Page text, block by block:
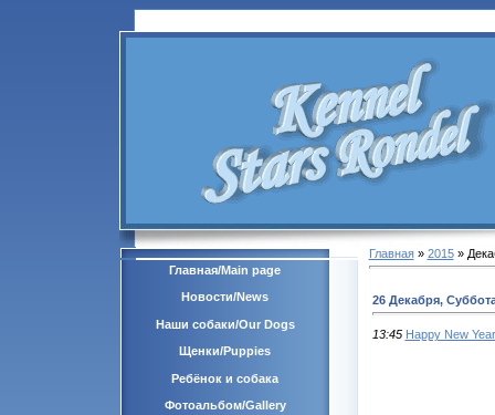
Главная/Main page
Новости/News
Наши собаки/Our Dogs
Щенки/Puppies
Ребёнок и собака
Фотоальбом/Gallery
Главная» 2015 »
26 Декабря,
13:45 Happy New